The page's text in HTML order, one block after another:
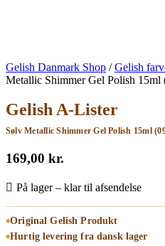
Gelish Danmark Shop /Gelish
Metallic Shimmer Gel Polish 15ml
Gelish A-Lister
Sølv Metallic Shimmer Gel Polish 15ml
169,00 kr.
På lager – klar til afsendelse
Original Gelish Produkt
Hurtig levering fra dansk lager